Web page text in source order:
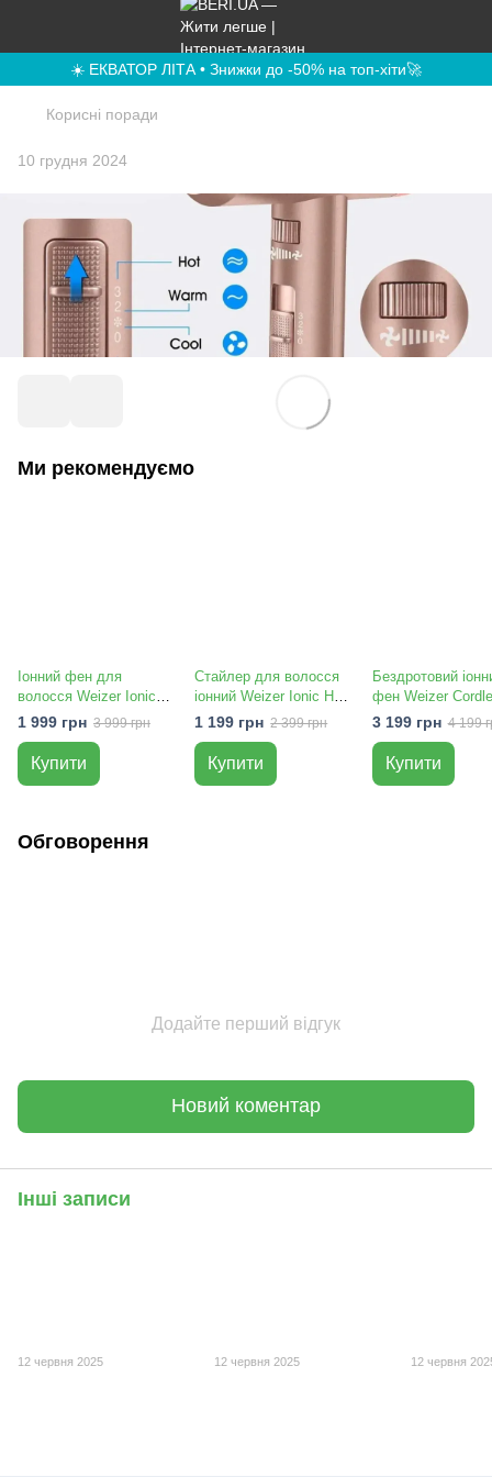
☀️ ЕКВАТОР ЛІТА • Знижки до -50% на топ-хіти🚀
Корисні поради
10 грудня 2024
Ми рекомендуємо
Іонний фен для
волосся Weizer Ionic
Hair Dryer 2000W (RT-
1 999 грн 3 999 грн
Купити
Стайлер для волосся
іонний Weizer Ionic Hair
Styler 5in1 (RT-51099)
1 199 грн 2 399 грн
Купити
Бездротовий
фен Weizer
Ionic (автономний
гарячий та
обдув)
3 199 грн 4 199
Купити
Обговорення
Додайте перший відгук
Новий коментар
Інші записи
12 червня 2025 12 червня 2025 12 червня